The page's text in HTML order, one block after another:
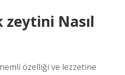
Nasıl
özelliği ve lezzetine